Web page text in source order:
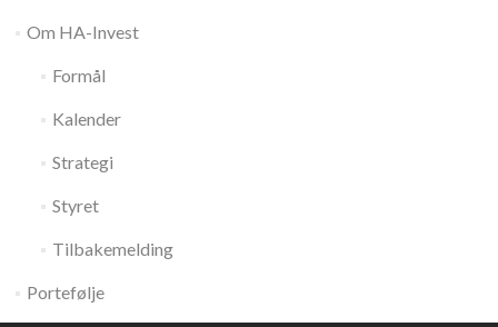
Om HA-Invest
Formål
Kalender
Strategi
Styret
Tilbakemelding
Portefølje